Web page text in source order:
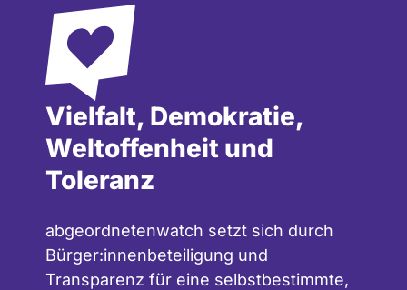
Vielfalt, Demokratie,
Weltoffenheit und
Toleranz
abgeordnetenwatch setzt sich durch
Bürger:innenbeteiligung und
Transparenz für eine selbstbestimmte,